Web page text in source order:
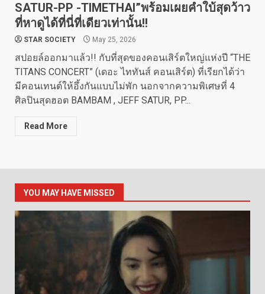
SATUR-PP -TIMETHAI”พร้อมเผยคำใบ้สุดว้าว
ที่หาดูได้ที่นี่ที่เดียวเท่านั้น!!
STAR SOCIETY May 25, 2026
สปอยล์ออกมาแล้ว!! กับที่สุดของคอนเสิร์ตใหญ่แห่งปี “THE
TITANS CONCERT” (เดอะ ไททันส์ คอนเสิร์ต) ที่เรียกได้ว่า
มีคอนเทนต์ให้อึ้งกันแบบไม่พัก นอกจากความพิเศษที่ 4
ศิลปินสุดฮอต BAMBAM , JEFF SATUR, PP...
Read More
YOU MAY HAVE MISSED